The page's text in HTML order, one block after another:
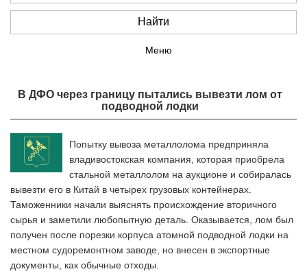
Найти
Меню
В ДФО через границу пытались вывезти лом от
подводной лодки
Попытку вывоза металлолома предприняла
владивостокская компания, которая приобрела
стальной металлолом на аукционе и собиралась
вывезти его в Китай в четырех грузовых контейнерах.
Таможенники начали выяснять происхождение вторичного
сырья и заметили любопытную деталь. Оказывается, лом был
получен после порезки корпуса атомной подводной лодки на
местном судоремонтном заводе, но внесен в экспортные
документы, как обычные отходы.